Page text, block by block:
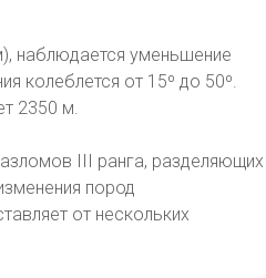
наблюдается уменьшение
колеблется от 15º до 50º.
2350 м.
III ранга, разделяющих
пород
от нескольких